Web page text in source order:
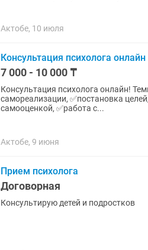
Актобе, 10 июля
Консультация психолога онлайн
7 000 - 10 000 ₸
Консультация психолога онлайн! Темы, с которыми можно ко мне обратиться: ✅️вопросы
самореализации, ✅️постановка
самооценкой, ✅️работа с...
Актобе, 9 июня
Прием психолога
Договорная
Консультирую детей и подростков